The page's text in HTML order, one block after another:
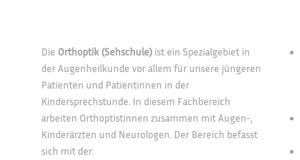
Die Orthoptik (Sehschule) ist ein Spezialgebiet in
der Augenheilkunde vor allem für unsere jüngeren
Patienten und Patientinnen in der
Kindersprechstunde. In diesem Fachbereich
arbeiten Orthoptistinnen zusammen mit Augen-,
Kinderärzten und Neurologen. Der Bereich befasst
sich mit der: